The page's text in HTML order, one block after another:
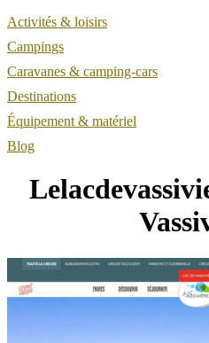
Activités & loisirs
Campings
Caravanes & camping-cars
Destinations
Équipement & matériel
Blog